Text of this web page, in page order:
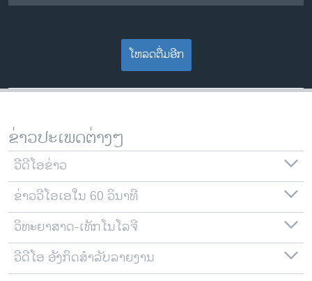
ໂຫລດຕື່ມອີກ
ຂ່າວປະເພດຕ່າງໆ
ວີດີໂອຂ່າວ
ຂ່າວວີໂອເອໃນ 60 ວິນາທີ
ວິທະຍາສາດ-ເທັກໂນໂລຈີ
ວີດີໂອ ອັງກິດສຳລັບລາຍງານ